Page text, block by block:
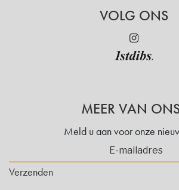
VOLG ONS
MEER VAN
Meld u aan voor onze